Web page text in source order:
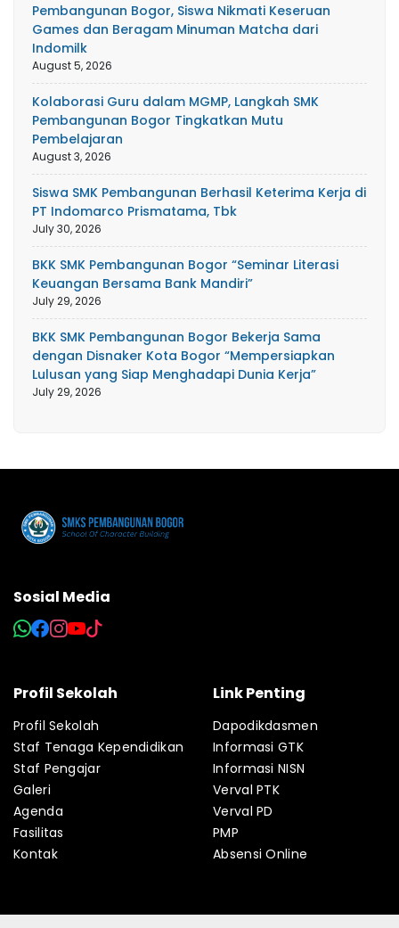
Pembangunan Bogor, Siswa Nikmati Keseruan
Games dan Beragam Minuman Matcha dari
Indomilk
August 5, 2026
Kolaborasi Guru dalam MGMP, Langkah SMK
Pembangunan Bogor Tingkatkan Mutu
Pembelajaran
August 3, 2026
Siswa SMK Pembangunan Berhasil Keterima Kerja di
PT Indomarco Prismatama, Tbk
July 30, 2026
BKK SMK Pembangunan Bogor “Seminar Literasi
Keuangan Bersama Bank Mandiri”
July 29, 2026
BKK SMK Pembangunan Bogor Bekerja Sama
dengan Disnaker Kota Bogor “Mempersiapkan
Lulusan yang Siap Menghadapi Dunia Kerja”
July 29, 2026
Sosial Media
Profil Sekolah
Profil Sekolah
Staf Tenaga Kependidikan
Staf Pengajar
Galeri
Agenda
Fasilitas
Kontak
Link Penting
Dapodikdasmen
Informasi GTK
Informasi NISN
Verval PTK
Verval PD
PMP
Absensi Online